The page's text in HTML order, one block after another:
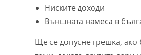
Ниските доходи
Външната намеса в
Ще се допусне грешка, ако